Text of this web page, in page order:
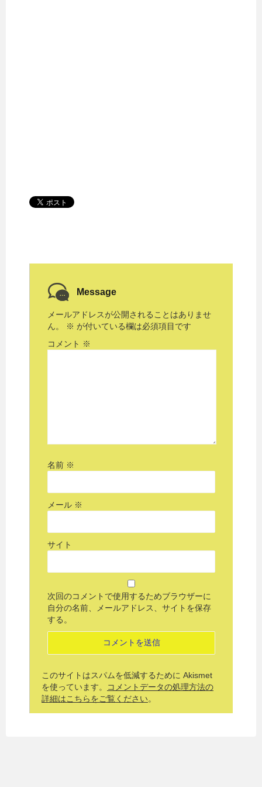
Message
メールアドレスが公開されることはありませ
ん。
※ が付いている欄は必須項目です
コメント ※
名前 ※
メール ※
サイト
次回のコメントで使用するためブラウザーに
自分の名前、メールアドレス、サイトを保存
する。
このサイトはスパムを低減するために Akismet
を使っています。
コメントデータの処理方法の
詳細はこちらをご覧ください。